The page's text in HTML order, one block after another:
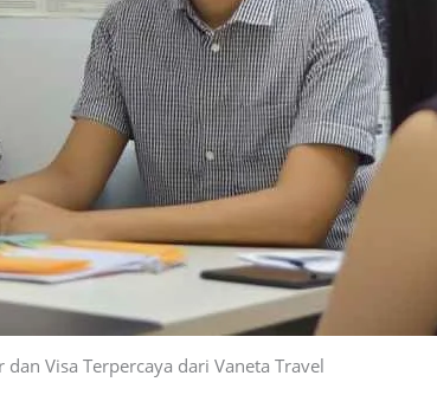
dan Visa Terpercaya dari Vaneta Travel